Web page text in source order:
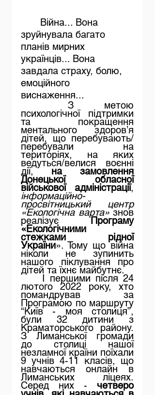
Війна... Вона
зруйнувала багато
планів мирних
українців... Вона
завдала страху, болю,
емоційного
виснаження...
З метою
психологічної підтримки
та покращення
ментального здоров’я
дітей, що перебувають/
перебували на
територіях, на яких
ведуться/велися воєнні
дії, на замовлення
Донецької обласної
військової адміністрації
інформаційно-
просвітницький центр
«Екологічна варта» знов
реалізує Програму
«Екологічними
стежками рідної
України». Тому що війна
ніколи не зупинить
нашого піклування про
дітей та їхнє майбутнє.
І першими після 24
лютого 2022 року, хто
помандрував за
Програмою по маршруту
“Київ - моя столиця”,
були 32 дитини з
Краматорського району.
З Лиманської громади
до столиці нашої
незламної країни поїхали
9 учнів 4-11 класів, що
навчаються онлайн в
Лиманських ліцеях.
Серед них - четверо